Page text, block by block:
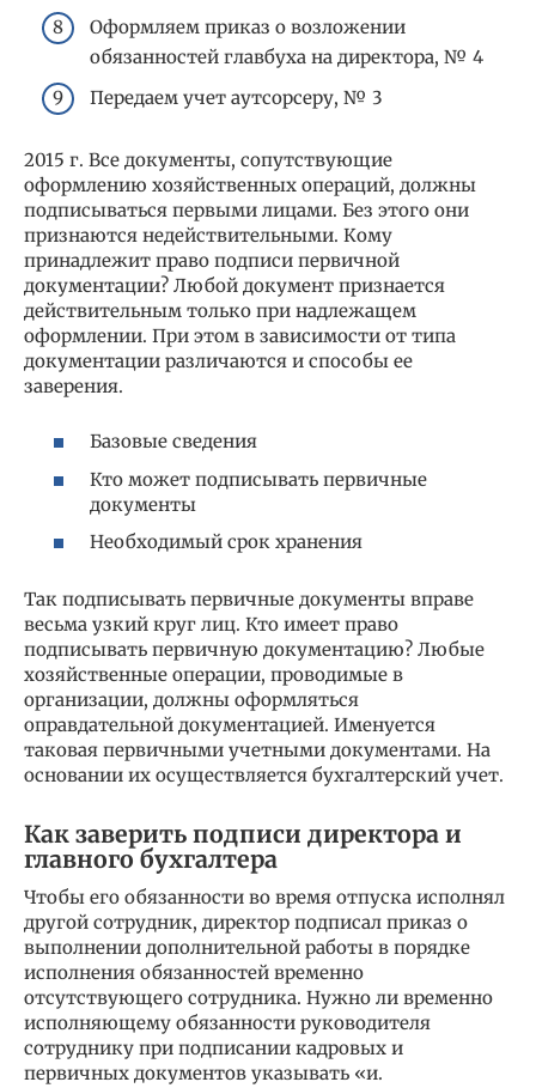
Оформляем приказ о возложении
обязанностей главбуха на директора, № 4
Передаем учет аутсорсеру, № 3
2015 г. Все документы, сопутствующие
оформлению хозяйственных операций, должны
подписываться первыми лицами. Без этого они
признаются недействительными. Кому
принадлежит право подписи первичной
документации? Любой документ признается
действительным только при надлежащем
оформлении. При этом в зависимости от типа
документации различаются и способы ее
заверения.
Базовые сведения
Кто может подписывать первичные
документы
Необходимый срок хранения
Так подписывать первичные документы вправе
весьма узкий круг лиц. Кто имеет право
подписывать первичную документацию? Любые
хозяйственные операции, проводимые в
организации, должны оформляться
оправдательной документацией. Именуется
таковая первичными учетными документами. На
основании их осуществляется бухгалтерский учет.
Как заверить подписи директора и
главного бухгалтера
Чтобы его обязанности во время отпуска исполнял
другой сотрудник, директор подписал приказ о
выполнении дополнительной работы в порядке
исполнения обязанностей временно
отсутствующего сотрудника. Нужно ли временно
исполняющему обязанности руководителя
сотруднику при подписании кадровых и
первичных документов указывать «и.